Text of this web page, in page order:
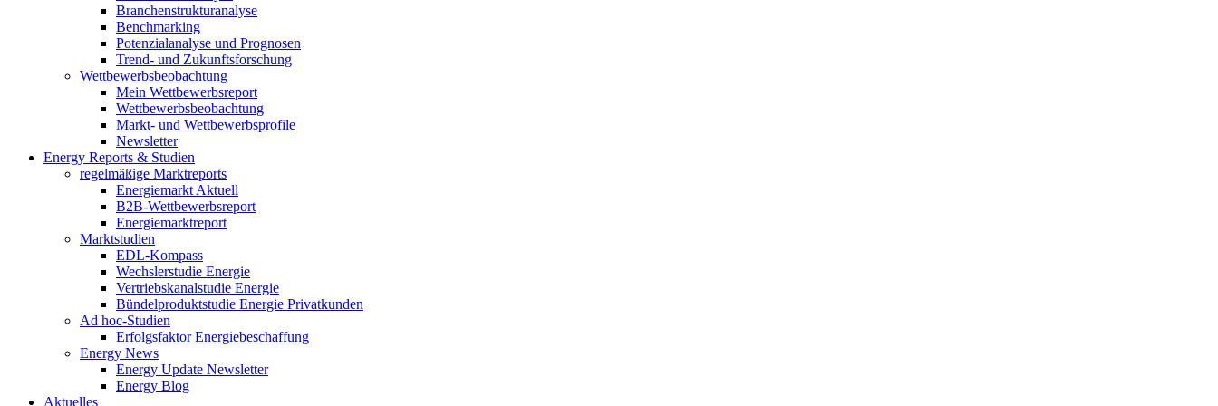
Branchenstrukturanalyse
Benchmarking
Potenzialanalyse und Prognosen
Trend- und Zukunftsforschung
Wettbewerbs­beobachtung
Mein Wettbewerbsreport
Wettbewerbsbeobachtung
Markt- und Wettbewerbsprofile
Newsletter
Energy Reports & Studien
regelmäßige Marktreports
Energiemarkt Aktuell
B2B-Wettbewerbsreport
Energiemarktreport
Marktstudien
EDL-Kompass
Wechslerstudie Energie
Vertriebskanalstudie Energie
Bündelproduktstudie Energie Privatkunden
Ad hoc-Studien
Erfolgsfaktor Energiebeschaffung
Energy News
Energy Update Newsletter
Energy Blog
Aktuelles